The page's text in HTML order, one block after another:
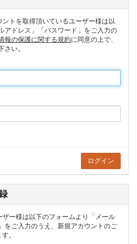
トを取得頂いているユーザー様は以
アドレス」「パスワード」をご入力の
報の保護に関する規約に同意の上で、
さい。
ザー様は以下のフォームより「メール
をご入力のうえ、新規アカウントのご
。